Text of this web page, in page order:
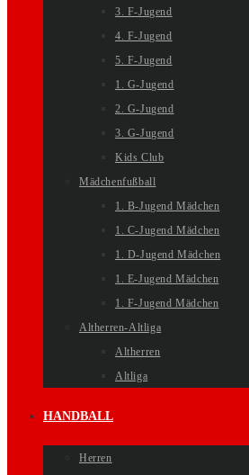
3. F-Jugend
4. F-Jugend
5. F-Jugend
1. G-Jugend
2. G-Jugend
3. G-Jugend
Kids Club
Mädchenfußball
1. B-Jugend Mädchen
1. C-Jugend Mädchen
1. D-Jugend Mädchen
1. E-Jugend Mädchen
1. F-Jugend Mädchen
Altherren-Altliga
Altherren
Altliga
HANDBALL
Herren